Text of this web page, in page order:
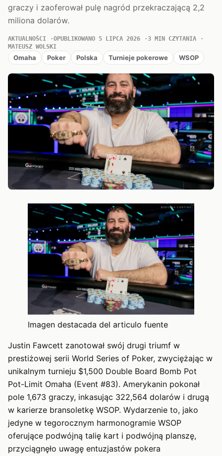
graczy i zaoferował pulę nagród przekraczającą 2,2
miliona dolarów.
AKTUALNOŚCI OPUBLIKOWANO 5 LIPCA 2026
3 MIN CZYTANIA
MATEUSZ WOLSKI
Omaha Poker Polska Turnieje pokerowe WSOP
Imagen destacada del articulo fuente
Justin Fawcett zanotował swój drugi triumf w
prestiżowej serii World Series of Poker, zwyciężając w
unikalnym turnieju $1,500 Double Board Bomb Pot
Pot-Limit Omaha (Event #83). Amerykanin pokonał
pole 1,673 graczy, inkasując 322,564 dolarów i drugą
w karierze bransoletkę WSOP. Wydarzenie to, jako
jedyne w tegorocznym harmonogramie WSOP
oferujące podwójną talię kart i podwójną planszę,
przyciągnęło uwagę entuzjastów pokera